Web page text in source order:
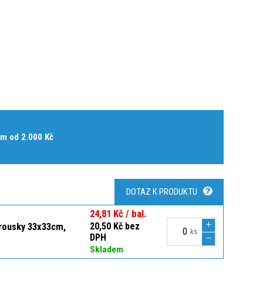
od 2.000 Kč
DOTAZ K PRODUKTU
33x33cm,
24,81 Kč / bal.
20,50 Kč bez
DPH
Skladem
ks